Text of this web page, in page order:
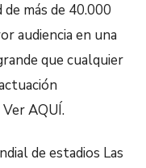
más de 40.000
audiencia en una
que cualquier
AQUÍ.
de estadios Las